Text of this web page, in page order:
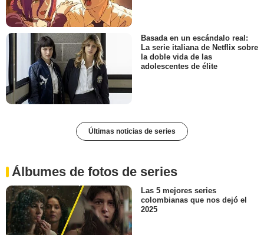
Basada en un escándalo real:
La serie italiana de Netflix sobre
la doble vida de las
adolescentes de élite
Últimas noticias de series
Álbumes de fotos de series
Las 5 mejores series
colombianas que nos dejó el
2025